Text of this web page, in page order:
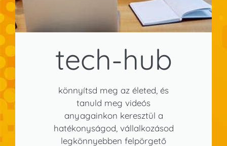
tech-hub
könnyítsd meg az életed, és
tanuld meg videós
anyagainkon keresztül a
hatékonyságod, vállalkozásod
legkönnyebben felpörgető